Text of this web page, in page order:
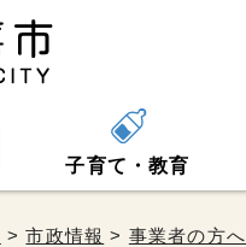
子育て・教育
>市政情報 > 事業者の方へ